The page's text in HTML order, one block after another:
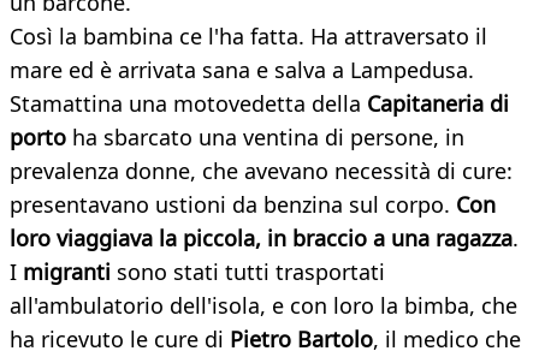
Così la bambina ce l'ha fatta. Ha attraversato il
mare ed è arrivata sana e salva a Lampedusa.
Stamattina una motovedetta della Capitaneria di
porto ha sbarcato una ventina di persone, in
prevalenza donne, che avevano necessità di cure:
presentavano ustioni da benzina sul corpo. Con
loro viaggiava la piccola, in braccio a una ragazza.
I migranti sono stati tutti trasportati
all'ambulatorio dell'isola, e con loro la bimba, che
ha ricevuto le cure di Pietro Bartolo, il medico che